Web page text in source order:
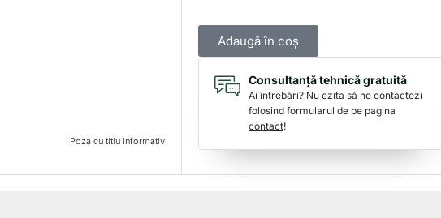
Poza cu titlu informativ
Adaugă în coș
Consultanță tehnică gratuită
Ai întrebări? Nu ezita să ne contactezi
folosind formularul de pe pagina
contact!